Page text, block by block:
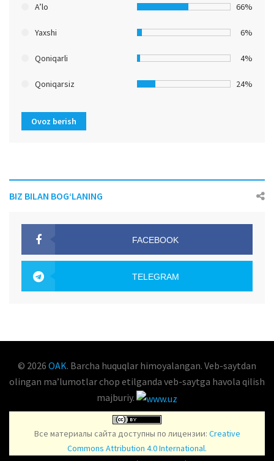
A’lo 66%
Yaxshi 6%
Qoniqarli 4%
Qoniqarsiz 24%
Ovoz berish
BIZ BILAN BOG‘LANING
FACEBOOK
TELEGRAM
© 2026 OAK. Barcha huquqlar himoyalangan. Veb-saytdan
olingan maʼlumotlar chop etilganda veb-saytga havola qilish
majburiy.
Все материалы сайта доступны по лицензии: Creative
Commons Attribution 4.0 International.